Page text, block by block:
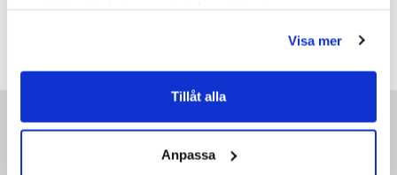
Visa mer
Tillåt alla
Anpassa
Välj ...
Nyhetsbrev
Genom att fylla i min mailadress bekräftar jag att jag tagit del av
Badhusetsintegritetspolicy